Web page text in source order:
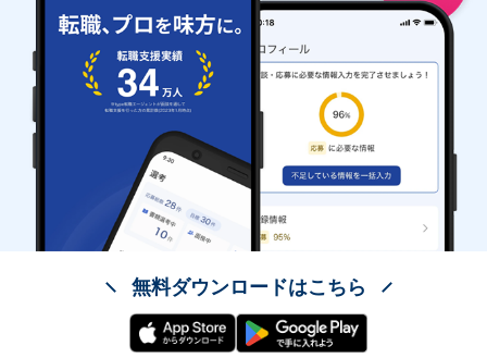
無料ダウンロードはこちら